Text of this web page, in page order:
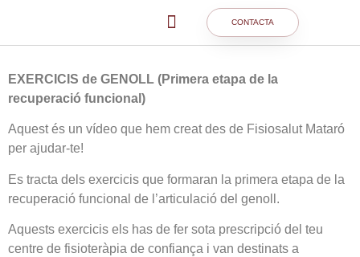
CONTACTA
EXERCICIS de GENOLL (Primera etapa de la
recuperació funcional)
Aquest és un vídeo que hem creat des de Fisiosalut Mataró
per ajudar-te!
Es tracta dels exercicis que formaran la primera etapa de la
recuperació funcional de l’articulació del genoll.
Aquests exercicis els has de fer sota prescripció del teu
centre de fisioteràpia de confiança i van destinats a